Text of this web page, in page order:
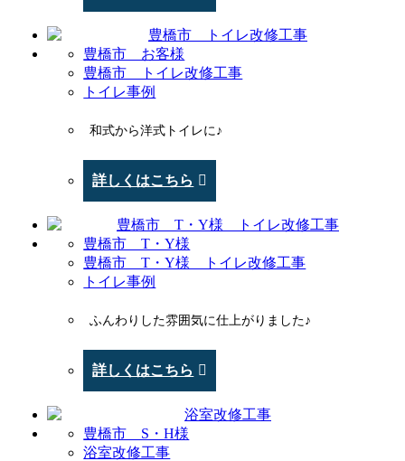
豊橋市 お客様
豊橋市 トイレ改修工事
トイレ事例
和式から洋式トイレに♪
詳しくはこちら
豊橋市 T・Y様
豊橋市 T・Y様 トイレ改修工事
トイレ事例
ふんわりした雰囲気に仕上がりました♪
詳しくはこちら
豊橋市 S・H様
浴室改修工事